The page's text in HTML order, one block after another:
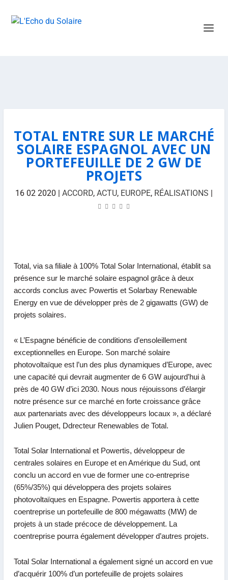
TOTAL ENTRE SUR LE MARCHÉ
SOLAIRE ESPAGNOL AVEC UN
PORTEFEUILLE DE 2 GW DE
PROJETS
16 02 2020 | ACCORD, ACTU, EUROPE, RÉALISATIONS |
Total , via sa filiale à 100% Total Solar International, établit sa
présence sur le marché solaire espagnol grâce à deux
accords conclus avec Powertis et Solarbay Renewable
Energy en vue de développer près de 2 gigawatts (GW) de
projets solaires.
« L’Espagne bénéficie de conditions d’ensoleillement
exceptionnelles en Europe. Son marché solaire
photovoltaïque est l’un des plus dynamiques d’Europe, avec
une capacité qui devrait augmenter de 6 GW aujourd’hui à
près de 40 GW d’ici 2030. Nous nous réjouissons d’élargir
notre présence sur ce marché en forte croissance grâce
aux partenariats avec des développeurs locaux », a déclaré
Julien Pouget, Ddrecteur Renewables de Total.
Total Solar International et Powertis, développeur de
centrales solaires en Europe et en Amérique du Sud, ont
conclu un accord en vue de former une co-entreprise
(65%/35%) qui développera des projets solaires
photovoltaïques en Espagne. Powertis apportera à cette
coentreprise un portefeuille de 800 mégawatts (MW) de
projets à un stade précoce de développement. La
coentreprise pourra également développer d’autres projets.
Total Solar International a également signé un accord en vue
d’acquérir 100% d’un portefeuille de projets solaires